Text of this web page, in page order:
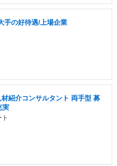
手の好待遇/上場企業
紹介コンサルタント 両手型 募
実